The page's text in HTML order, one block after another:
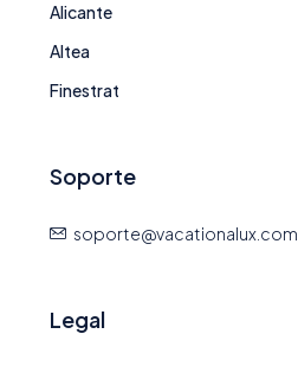
Alicante
Altea
Finestrat
Soporte
soporte@vacationalux.com
Legal